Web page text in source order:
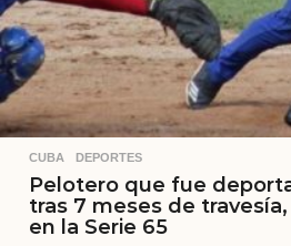
CUBA ,DEPORTES
Pelotero que fue
tras 7 meses de
en la Serie 65